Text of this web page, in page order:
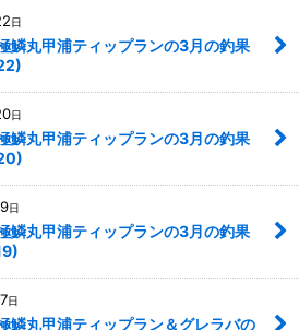
日
鱗丸甲浦ティップランの3月の釣果
日
鱗丸甲浦ティップランの3月の釣果
日
鱗丸甲浦ティップランの3月の釣果
日
鱗丸甲浦ティップラン＆グレラバの